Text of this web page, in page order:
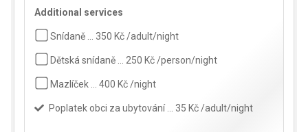
Additional services
Snídaně … 350 Kč /adult/night
Dětská snídaně … 250 Kč /person/night
Mazlíček … 400 Kč /night
Poplatek obci za ubytování … 35 Kč /adult/night